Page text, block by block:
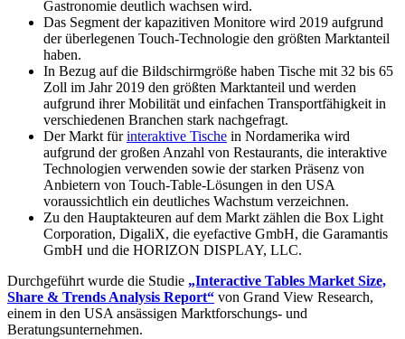
Gastronomie deutlich wachsen wird.
Das Segment der kapazitiven Monitore wird 2019 aufgrund
der überlegenen Touch-Technologie den größten Marktanteil
haben.
In Bezug auf die Bildschirmgröße haben Tische mit 32 bis 65
Zoll im Jahr 2019 den größten Marktanteil und werden
aufgrund ihrer Mobilität und einfachen Transportfähigkeit in
verschiedenen Branchen stark nachgefragt.
Der Markt fürinteraktive Tische in Nordamerika wird
aufgrund der großen Anzahl von Restaurants, die interaktive
Technologien verwenden sowie der starken Präsenz von
Anbietern von Touch-Table-Lösungen in den USA
voraussichtlich ein deutliches Wachstum verzeichnen.
Zu den Hauptakteuren auf dem Markt zählen die Box Light
Corporation, DigaliX, die eyefactive GmbH, die Garamantis
GmbH und die HORIZON DISPLAY, LLC.
Durchgeführt wurde die Studie „Interactive Tables Market Size,
Share & Trends Analysis Report“ von Grand View Research,
einem in den USA ansässigen Marktforschungs- und
Beratungsunternehmen.